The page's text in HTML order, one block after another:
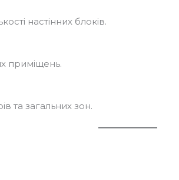
настінних блоків.
приміщень.
та загальних зон.